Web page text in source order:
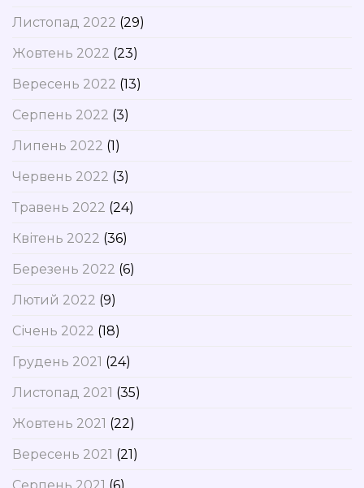
Листопад 2022 (29)
Жовтень 2022 (23)
Вересень 2022 (13)
Серпень 2022 (3)
Липень 2022 (1)
Червень 2022 (3)
Травень 2022 (24)
Квітень 2022 (36)
Березень 2022 (6)
Лютий 2022 (9)
Січень 2022 (18)
Грудень 2021 (24)
Листопад 2021 (35)
Жовтень 2021 (22)
Вересень 2021 (21)